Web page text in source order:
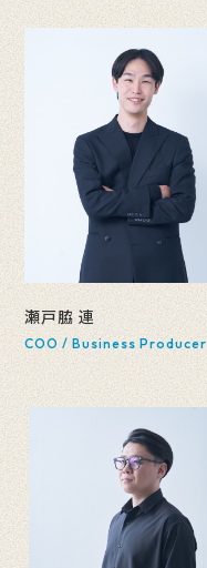
瀬戸脇 連
COO / Business Producer